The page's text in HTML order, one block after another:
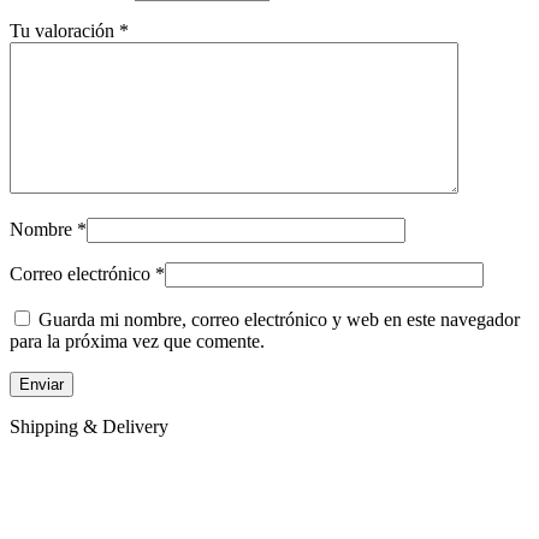
Tu valoración *
Nombre *
Correo electrónico *
Guarda mi nombre, correo electrónico y web en este navegador
para la próxima vez que comente.
Shipping & Delivery